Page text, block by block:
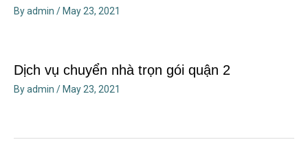
Byadmin / May 23, 2021
Dịch vụ chuyển nhà trọn gói quận 2
Byadmin / May 23, 2021